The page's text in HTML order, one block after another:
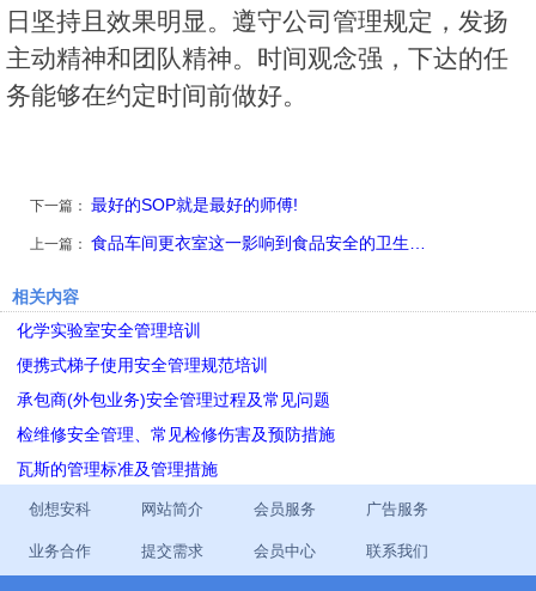
日坚持且效果明显。遵守公司管理规定，发扬
主动精神和团队精神。时间观念强，下达的任
务能够在约定时间前做好。
下一篇： 最好的SOP就是最好的师傅!
上一篇： 食品车间更衣室这一影响到食品安全的卫生…
相关内容
化学实验室安全管理培训
便携式梯子使用安全管理规范培训
承包商(外包业务)安全管理过程及常见问题
检维修安全管理、常见检修伤害及预防措施
瓦斯的管理标准及管理措施
创想安科 网站简介 会员服务 广告服务
业务合作 提交需求 会员中心 联系我们